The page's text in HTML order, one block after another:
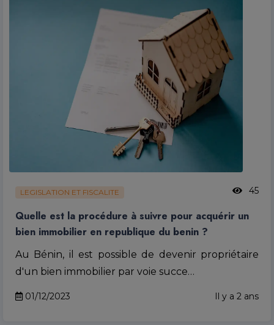
LEGISLATION ET FISCALITE 45
Quelle est la procédure à suivre pour acquérir un
bien immobilier en republique du benin ?
Au Bénin, il est possible de devenir propriétaire
d'un bien immobilier par voie succe…
01/12/2023 Il y a 2 ans